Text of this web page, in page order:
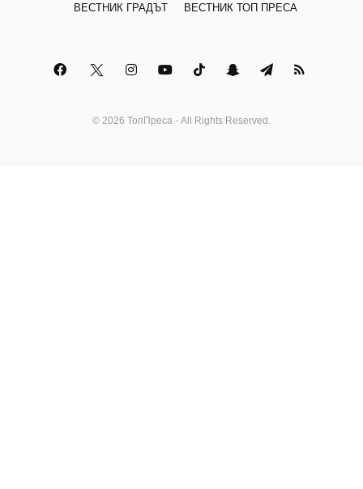
ВЕСТНИК ГРАДЪТ ВЕСТНИК ТОП ПРЕСА
© 2026 ТопПреса - All Rights Reserved.